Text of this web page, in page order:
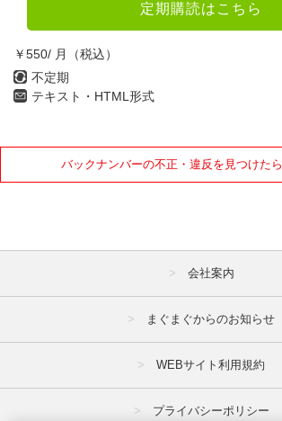
定期購読はこちら
￥550/ 月（税込）
不定期
テキスト・HTML形式
バックナンバーの不正・違反を見つけた
会社案内
まぐまぐからのお知らせ
WEBサイト利用規約
プライバシーポリシー